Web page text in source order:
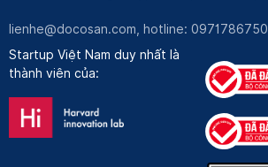
lienhe@docosan.com, hotline: 0971786750
Startup Việt Nam duy nhất là
thành viên của: